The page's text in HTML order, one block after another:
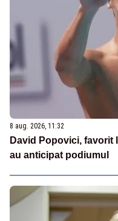
8 aug. 2026, 11:32
David Popovici, favorit
au anticipat podiumul